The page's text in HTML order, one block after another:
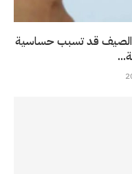
الصيف قد تسبب حساسية